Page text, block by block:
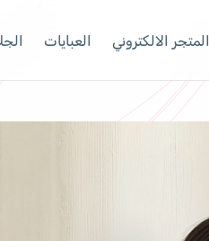
المتجر الالكتروني العبايات